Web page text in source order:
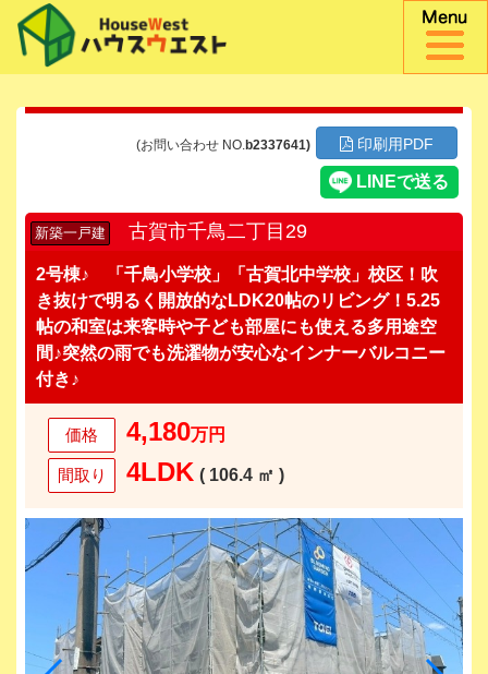
(お問い合わせ NO.b2337641) 印刷用PDF
新築一戸建 古賀市千鳥二丁目29
2号棟♪ 「千鳥小学校」「古賀北中学校」校区！吹
き抜けで明るく開放的なLDK20帖のリビング！5.25
帖の和室は来客時や子ども部屋にも使える多用途空
間♪突然の雨でも洗濯物が安心なインナーバルコニー
付き♪
価格 4,180万円
間取り 4LDK ( 106.4 ㎡ )